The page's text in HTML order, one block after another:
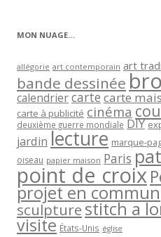
MON NUAGE…
allégorie art contemporain art
bande dessinée
calendriercartecarte
carte à publicité cinéma
deuxième guerre mondiale DIY
jardin lecture marque-
oiseau papier maison Paris
point de croix
projet en commun
sculpturestitch a
visite États-Unis église